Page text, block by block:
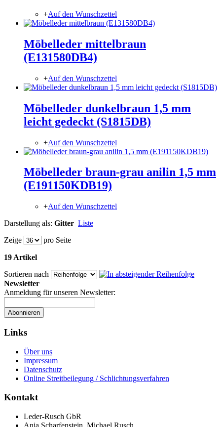
+Auf den Wunschzettel
Möbelleder mittelbraun
(E131580DB4)
+Auf den Wunschzettel
Möbelleder dunkelbraun 1,5 mm
leicht gedeckt (S1815DB)
+Auf den Wunschzettel
Möbelleder braun-grau anilin 1,5 mm
(E191150KDB19)
+Auf den Wunschzettel
Darstellung als: Gitter Liste
Zeige
pro Seite
19 Artikel
Sortieren nach
Newsletter
Anmeldung für unseren Newsletter:
Abonnieren
Links
Über uns
Impressum
Datenschutz
Online Streitbeilegung / Schlichtungsverfahren
Kontakt
Leder-Rusch GbR